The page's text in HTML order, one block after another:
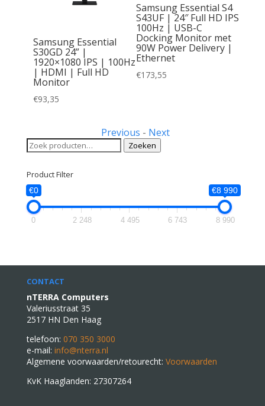
Samsung Essential
S30GD 24” |
1920×1080 IPS | 100Hz
| HDMI | Full HD
Monitor
Samsung Essential S4
S43UF | 24″ Full HD IPS
100Hz | USB-C
Docking Monitor met
90W Power Delivery |
Ethernet
€
Previous - Next
Zoeken
naar:
Zoeken
Product Filter
€0 €8 990
0 2 248 4 495 6 743 8 990
CONTACT
nTERRA Computers
Valeriusstraat 35
2517 HN Den Haag
telefoon: 070 350 3000
e-mail: info@nterra.nl
Algemene voorwaarden/retourecht: Voorwaarden
KvK Haaglanden: 27307264